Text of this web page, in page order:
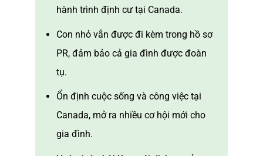
hành trình định cư tại Canada.
Con nhỏ vẫn được đi kèm trong hồ sơ
PR, đảm bảo cả gia đình được đoàn
tụ.
Ổn định cuộc sống và công việc tại
Canada, mở ra nhiều cơ hội mới cho
gia đình.